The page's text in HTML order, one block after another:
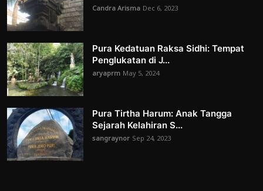
Candra Arisma Dec 6, 2023
Pura Kedatuan Raksa Sidhi: Tempat
Penglukatan di J...
aryaprm May 5, 2024
Pura Tirtha Harum: Anak Tangga
Sejarah Kelahiran S...
sangraynor Sep 24, 2023